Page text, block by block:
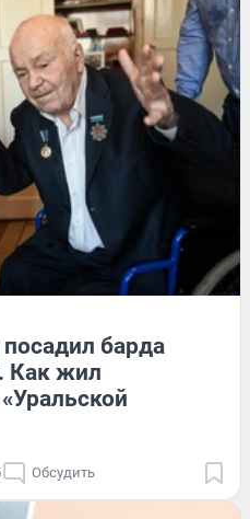
барда
Как жил
Обсудить